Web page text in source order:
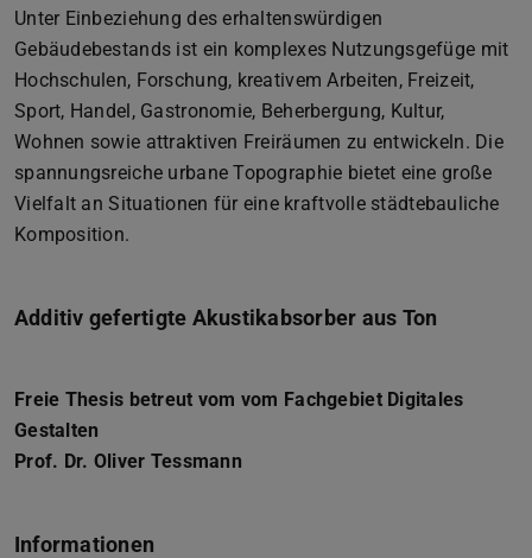
Unter Einbeziehung des erhaltenswürdigen
Gebäudebestands ist ein komplexes Nutzungsgefüge mit
Hochschulen, Forschung, kreativem Arbeiten, Freizeit,
Sport, Handel, Gastronomie, Beherbergung, Kultur,
Wohnen sowie attraktiven Freiräumen zu entwickeln. Die
spannungsreiche urbane Topographie bietet eine große
Vielfalt an Situationen für eine kraftvolle städtebauliche
Komposition.
Additiv gefertigte Akustikabsorber aus Ton
Freie Thesis betreut vom vom Fachgebiet Digitales
Gestalten
Prof. Dr. Oliver Tessmann
Informationen